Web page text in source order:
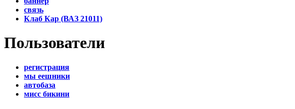
связь
Клаб Кар (ВАЗ 21011)
Пользователи
регистрация
мы еешники
автобаза
мисс бикини